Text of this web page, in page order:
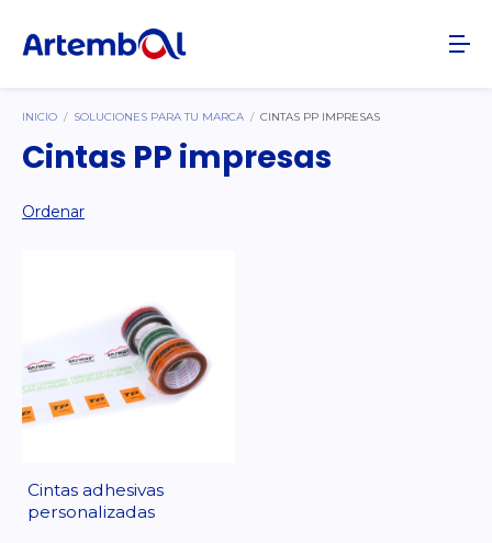
INICIO / SOLUCIONES PARA TU MARCA / CINTAS PP IMPRESAS
Cintas PP impresas
Ordenar
Cintas adhesivas
personalizadas